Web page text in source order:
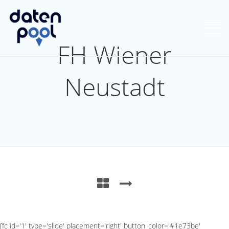
FH Wiener
Neustadt
[fc id='1' type='slide' placement='right' button_color='#1e73be'